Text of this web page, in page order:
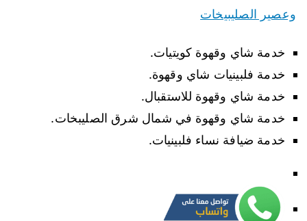
وعصير الصليبيخات
خدمة شاي وقهوة كويتيات.
خدمة فلبينيات شاي وقهوة.
خدمة شاي وقهوة للاستقبال.
خدمة شاي وقهوة في شمال شرق الصليبخات.
خدمة ضيافة نساء فلبينيات.